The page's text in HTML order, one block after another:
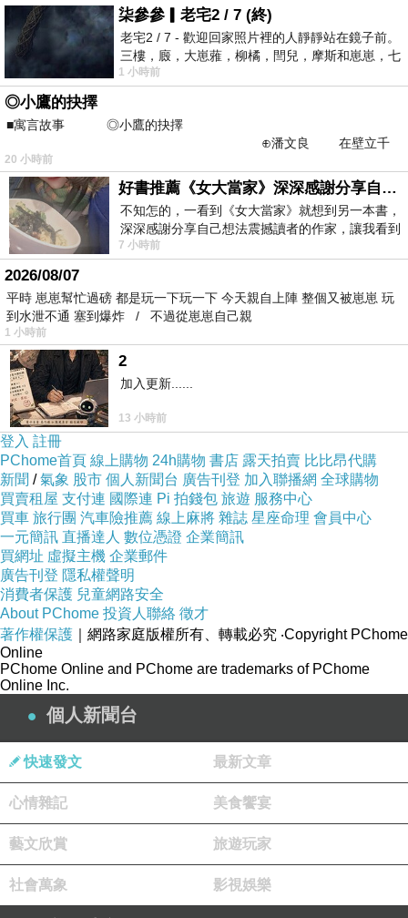
當初的認識
也只是利益上的需求
而自己有著一廂情願的想法
當利益過了
沒了需求之後
情誼轉而淡之
這都是人之常情
就當作是普通情誼對待吧
只有在自己還有價值時
才會讓人有需求感
所以培養好內心的心志
增加自己的能力
現在的難過
都可以是未來的經驗累積
一切都看開了吧
上一篇：A哥的世外桃源
柒參參▎老宅2 / 7 (終)
老宅2 / 7 - 歡迎回家照片裡的人靜靜站在鏡子前。
三樓，廄，大崽蕥，柳橘，閆兒，摩斯和崽崽，七
個人整整齊齊地站在鏡框之外，如同
1 小時前
◎小鷹的抉擇
■寓言故事 ◎小鷹的抉擇
⊕潘文良 在壁立千
仞的懸崖上，有一座遮天蔽
20 小時前
好書推薦《女大當家》深深感謝分享自己想法震撼讀者的作家，讓我看到不同樣貌的家庭！
不知怎的，一看到《女大當家》就想到另一本書，
深深感謝分享自己想法震撼讀者的作家，讓我看到
不同樣貌的家庭！ 《女大
7 小時前
2026/08/07
平時 崽崽幫忙過磅 都是玩一下玩一下 今天親自上陣 整個又被崽崽 玩
到水泄不通 塞到爆炸 / 不過從崽崽自己親
1 小時前
2
加入更新......
13 小時前
登入 註冊
PChome首頁 線上購物 24h購物 書店 露天拍賣 比比昂代購
新聞 /氣象 股市 個人新聞台 廣告刊登 加入聯播網 全球購物
買賣租屋 支付連 國際連 Pi 拍錢包 旅遊 服務中心
買車 旅行團 汽車險推薦 線上麻將 雜誌 星座命理 會員中心
一元簡訊 直播達人 數位憑證 企業簡訊
買網址 虛擬主機 企業郵件
廣告刊登 隱私權聲明
消費者保護 兒童網路安全
About PChome 投資人聯絡 徵才
著作權保護 ｜網路家庭版權所有、轉載必究 ‧Copyright PChome
Online
PChome Online and PChome are trademarks of PChome
Online Inc.
個人新聞台
快速發文 最新文章
心情雜記 美食饗宴
藝文欣賞 旅遊玩家
社會萬象 影視娛樂